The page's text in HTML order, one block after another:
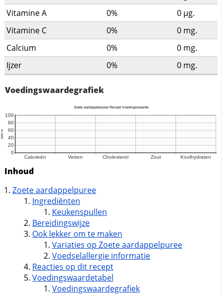
Vitamine A
0% 0 µg.
Vitamine C
0% 0 mg.
Calcium
0% 0 mg.
Ijzer
0% 0 mg.
Voedingswaardegrafiek
Inhoud
Zoete aardappelpuree
Ingrediënten
Keukenspullen
Bereidingswijze
Ook lekker om te maken
Variaties op Zoete aardappelpuree
Voedselallergie informatie
Reacties op dit recept
Voedingswaardetabel
Voedingswaardegrafiek